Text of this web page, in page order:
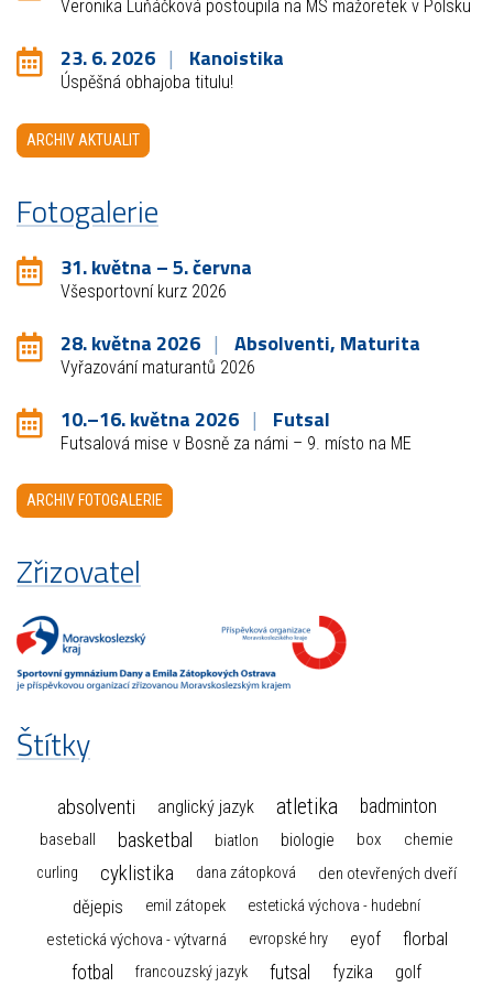
Veronika Luňáčková postoupila na MS mažoretek v Polsku
23. 6. 2026 Kanoistika
Úspěšná obhajoba titulu!
ARCHIV AKTUALIT
Fotogalerie
31. května – 5. června
Všesportovní kurz 2026
28. května 2026 Absolventi, Maturita
Vyřazování maturantů 2026
10.–16. května 2026 Futsal
Futsalová mise v Bosně za námi – 9. místo na ME
ARCHIV FOTOGALERIE
Zřizovatel
Štítky
absolventi anglický jazyk atletika badminton
baseball basketbal biatlon biologie box chemie
curling cyklistika dana zátopková den otevřených dveří
dějepis emil zátopek estetická výchova - hudební
estetická výchova - výtvarná evropské hry eyof florbal
fotbal francouzský jazyk futsal fyzika golf